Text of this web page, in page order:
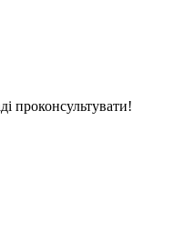
проконсультувати!